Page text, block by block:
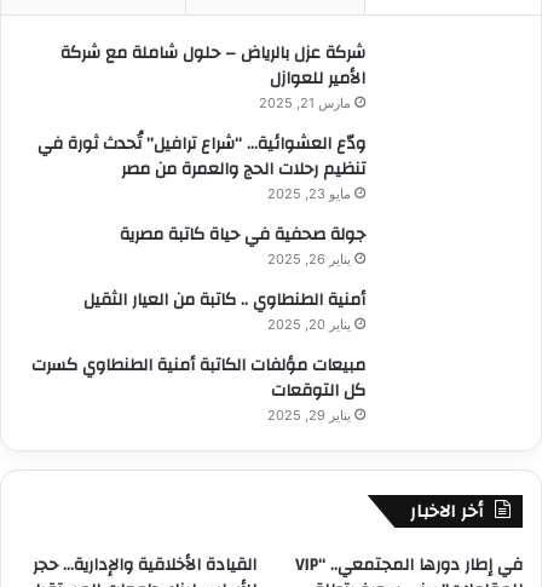
شركة عزل بالرياض – حلول شاملة مع شركة
الأمير للعوازل
مارس 21, 2025
ودّع العشوائية… “شراع ترافيل” تُحدث ثورة في
تنظيم رحلات الحج والعمرة من مصر
مايو 23, 2025
جولة صحفية في حياة كاتبة مصرية
يناير 26, 2025
أمنية الطنطاوي .. كاتبة من العيار الثقيل
يناير 20, 2025
مبيعات مؤلفات الكاتبة أمنية الطنطاوي كسرت
كل التوقعات
يناير 29, 2025
أخر الاخبار
في إطار دورها المجتمعي.. “VIP
القيادة الأخلاقية والإدارية… حجر